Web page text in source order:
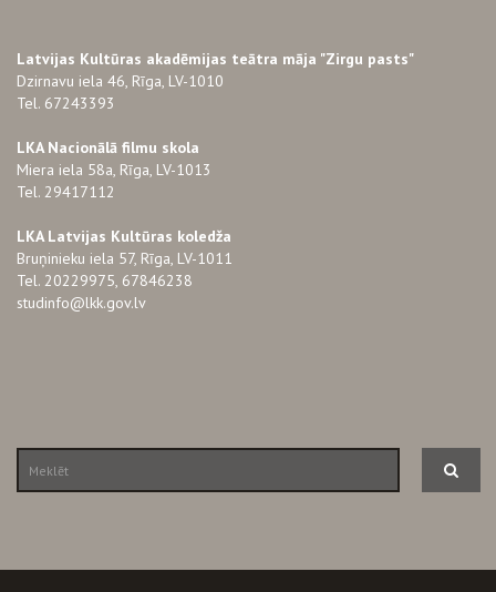
Latvijas Kultūras akadēmijas teātra māja "Zirgu pasts"
Dzirnavu iela 46, Rīga, LV-1010
Tel. 67243393
LKA Nacionālā filmu skola
Miera iela 58a, Rīga, LV-1013
Tel. 29417112
LKA Latvijas Kultūras koledža
Bruņinieku iela 57, Rīga, LV-1011
Tel. 20229975, 67846238
studinfo@lkk.gov.lv